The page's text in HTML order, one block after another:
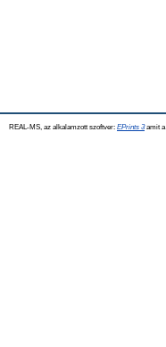
REAL-MS, az alkalamzott szoftver: EPrints 3amit a